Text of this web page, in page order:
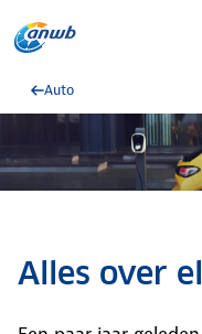
Auto
Alles over